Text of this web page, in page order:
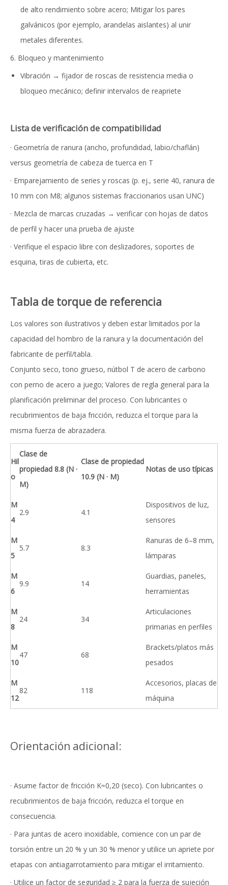
de alto rendimiento sobre acero; Mitigar los pares
galvánicos (por ejemplo, arandelas aislantes) al unir
metales diferentes.
6. Bloqueo y mantenimiento
Vibración → fijador de roscas de resistencia media o
bloqueo mecánico; definir intervalos de reapriete
Lista de verificación de compatibilidad
· Geometría de ranura (ancho, profundidad, labio/chaflán)
versus geometría de cabeza de tuerca en T
· Emparejamiento de series y roscas (p. ej., serie 40, ranura de
10 mm con M8; algunos sistemas fraccionarios usan UNC)
· Mezcla de marcas cruzadas → verificar con hojas de datos
de perfil y hacer una prueba de ajuste
· Verifique el espacio libre con deslizadores, soportes de
esquina, tiras de cubierta, etc.
Tabla de torque de referencia
Los valores son ilustrativos y deben estar limitados por la
capacidad del hombro de la ranura y la documentación del
fabricante de perfil/tabla.
Conjunto seco, tono grueso, nútbol T de acero de carbono
con perno de acero a juego; Valores de regla general para la
planificación preliminar del proceso. Con lubricantes o
recubrimientos de baja fricción, reduzca el torque para la
misma fuerza de abrazadera.
Hil
o
Clase de
propiedad 8.8 (N ·
M)
Clase de propiedad
10.9 (N · M)
Notas de uso típicas
M
4
2.9 4.1
Dispositivos de luz,
sensores
M
5
5.7 8.3
Ranuras de 6–8 mm,
lámparas
M
6
9.9 14
Guardias, paneles,
herramientas
M
8
24 34
Articulaciones
primarias en perfiles
M
10
47 68
Brackets/platos más
pesados
M
12
82 118
Accesorios, placas de
máquina
Orientación adicional:
· Asume factor de fricción K≈0,20 (seco). Con lubricantes o
recubrimientos de baja fricción, reduzca el torque en
consecuencia.
· Para juntas de acero inoxidable, comience con un par de
torsión entre un 20 % y un 30 % menor y utilice un apriete por
etapas con antiagarrotamiento para mitigar el irritamiento.
· Utilice un factor de seguridad ≥ 2 para la fuerza de sujeción